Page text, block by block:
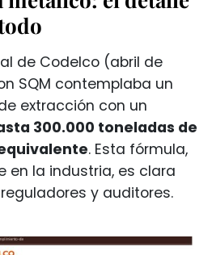
de Codelco (abril de
SQM contemplaba un
extracción con un
300.000 toneladas de
. Esta fórmula,
en la industria, es clara
y auditores.